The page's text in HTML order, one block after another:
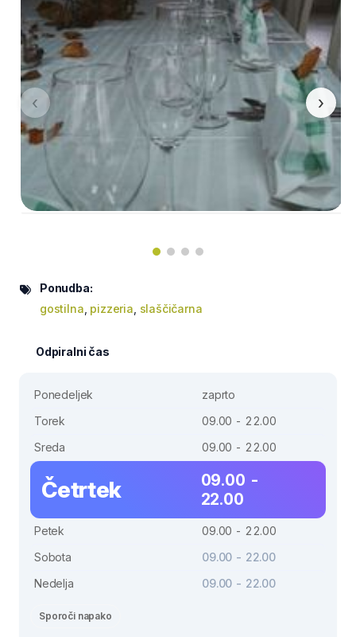
‹ ›
Ponudba:
gostilna pizzeria slaščičarna
Odpiralni čas
Ponedeljek
zaprto
Torek
09.00 - 22.00
Sreda
09.00 - 22.00
Četrtek
09.00 -
22.00
Petek
09.00 - 22.00
Sobota
09.00 - 22.00
Nedelja
09.00 - 22.00
Sporoči napako